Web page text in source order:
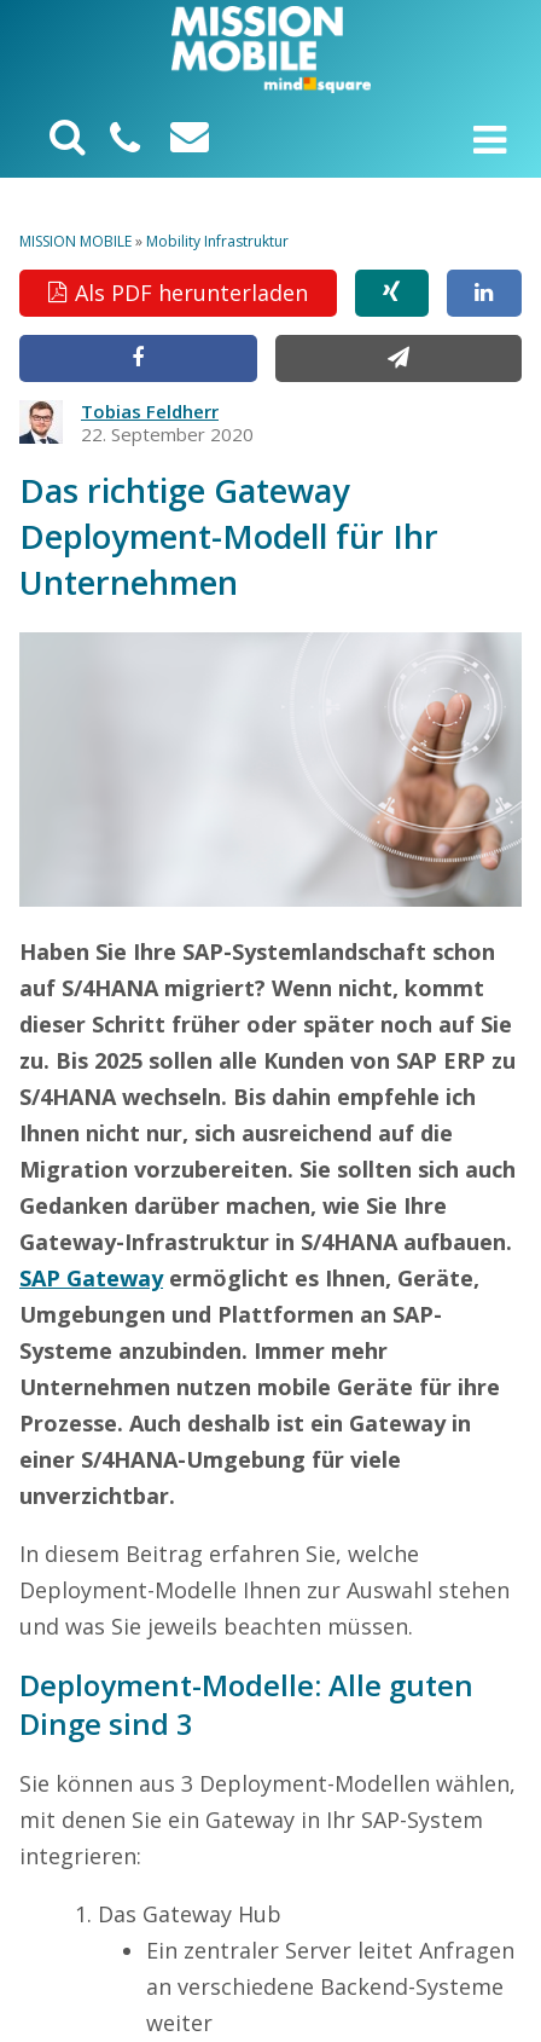
MISSION MOBILE»Mobility Infrastruktur
Als PDF herunterladen
Tobias Feldherr
22. September 2020
Das richtige Gateway
Deployment-Modell für Ihr
Unternehmen
Haben Sie Ihre SAP-Systemlandschaft schon
auf S/4HANA migriert? Wenn nicht, kommt
dieser Schritt früher oder später noch auf Sie
zu. Bis 2025 sollen alle Kunden von SAP ERP zu
S/4HANA wechseln. Bis dahin empfehle ich
Ihnen nicht nur, sich ausreichend auf die
Migration vorzubereiten. Sie sollten sich auch
Gedanken darüber machen, wie Sie Ihre
Gateway-Infrastruktur in S/4HANA aufbauen.
SAP Gatewayermöglicht es Ihnen, Geräte,
Umgebungen und Plattformen an SAP-
Systeme anzubinden. Immer mehr
Unternehmen nutzen mobile Geräte für ihre
Prozesse. Auch deshalb ist ein Gateway in
einer S/4HANA-Umgebung für viele
unverzichtbar.
In diesem Beitrag erfahren Sie, welche
Deployment-Modelle Ihnen zur Auswahl stehen
und was Sie jeweils beachten müssen.
Deployment-Modelle: Alle guten
Dinge sind 3
Sie können aus 3 Deployment-Modellen wählen,
mit denen Sie ein Gateway in Ihr SAP-System
integrieren:
Das Gateway Hub
Ein zentraler Server leitet Anfragen
an verschiedene Backend-Systeme
weiter